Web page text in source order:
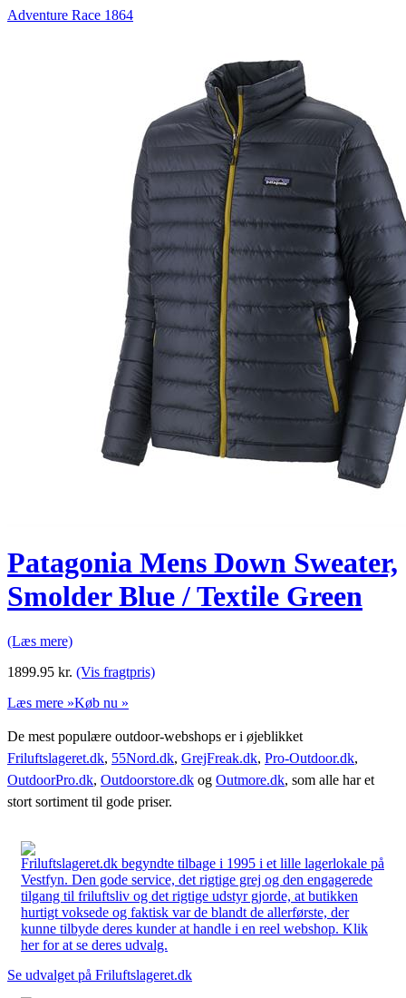
Adventure Race 1864
Patagonia Mens Down Sweater,
Smolder Blue / Textile Green
(Læs mere)
1899.95 kr. (Vis fragtpris)
Læs mere »Køb nu »
De mest populære outdoor-webshops er i øjeblikket
Friluftslageret.dk, 55Nord.dk, GrejFreak.dk, Pro-Outdoor.dk,
OutdoorPro.dk, Outdoorstore.dk og Outmore.dk, som alle har et
stort sortiment til gode priser.
Friluftslageret.dk begyndte tilbage i 1995 i et lille lagerlokale på
Vestfyn. Den gode service, det rigtige grej og den engagerede
tilgang til friluftsliv og det rigtige udstyr gjorde, at butikken
hurtigt voksede og faktisk var de blandt de allerførste, der
kunne tilbyde deres kunder at handle i en reel webshop. Klik
her for at se deres udvalg.
Se udvalget på Friluftslageret.dk